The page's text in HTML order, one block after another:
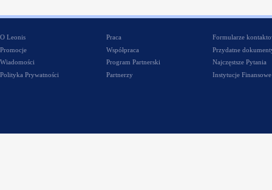
O Leonis
Promocje
Wiadomości
Polityka Prywatności
Praca
Współpraca
Program Partnerski
Partnerzy
Formularze
Przydatne
Najczęstsze Pytania
Instytucje Finansowe